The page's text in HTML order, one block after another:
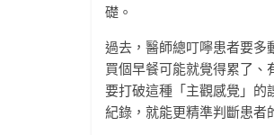
礎。
過去，醫師總叮嚀患者要
買個早餐可能就覺得累了、
要打破這種「主觀感覺」的
紀錄，就能更精準判斷患者